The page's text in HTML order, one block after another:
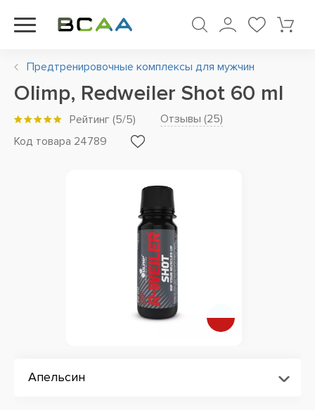
Предтренировочные комплексы для мужчин
Olimp, Redweiler Shot 60 ml
Рейтинг (5/5) Отзывы (25)
Код товара 24789
Апельсин